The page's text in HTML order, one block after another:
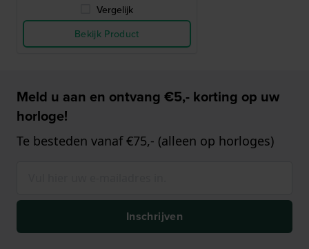
Vergelijk
Bekijk Product
Meld u aan en ontvang €5,- korting op uw
horloge!
Te besteden vanaf €75,- (alleen op horloges)
Inschrijven